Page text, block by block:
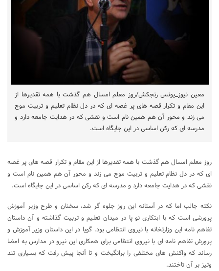
معین نیوز_یونس رنجکش/روز معلم امسال هم گذشت با همه تقدیرها از
این مقام و تکرار قصه های پر غصه ای که در دل نظام تعلیم و تربیت موج
می زند و محور آن هم همین نام است و نقشی که در هدایت جامعه دارد و
مدرسه ای که رکن اساسی در این جایگاه است.
روز معلم امسال هم گذشت با همه تقدیرها از این مقام و تکرار قصه های پر غصه
ای که در دل نظام تعلیم و تربیت موج می زند و محور آن هم همین نام است و
نقشی که در هدایت جامعه دارد و مدرسه ای که رکن اساسی در این جایگاه است.
نکته جالب اما که در آستانه این روز جلوه گر شد، سخنان و طرح وزیر آموزش
پرورشی است که با ابتکاری نو پا در میدان تعلیم و تربیت گذاشته و آن داستان
تفاهم نامه این وزارتخانه با نیروی انتظامی بود. گویا در این داستان وزیر آموزش و
پرورش تفاهم نامه ای با نیروی انتظامی برای همکاری این نیرو در مدارس به امضا
رساند که واکنش های مختلفی را برانگیخت و تا آنجا پیش رفت که بسیاری تند
وتیز بر آن تاختند.